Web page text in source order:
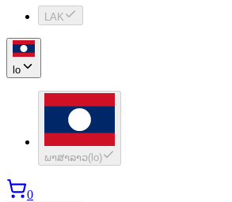
LAK
lo
ພາສາລາວ( lo)
0